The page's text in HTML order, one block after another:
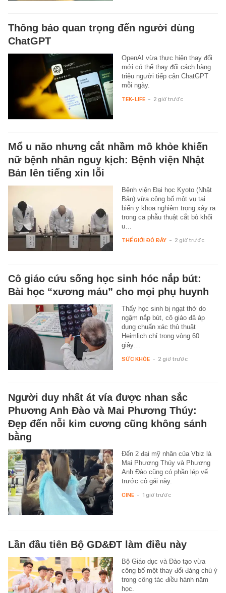
Thông báo quan trọng đến người dùng
ChatGPT
OpenAI vừa thực hiện thay đổi
mới có thể thay đổi cách hàng
triệu người tiếp cận ChatGPT
mỗi ngày.
TEK-LIFE - 2 giờ trước
Mổ u não nhưng cắt nhầm mô khỏe khiến
nữ bệnh nhân nguy kịch: Bệnh viện Nhật
Bản lên tiếng xin lỗi
Bệnh viện Đại học Kyoto (Nhật
Bản) vừa công bố một vụ tai
biến y khoa nghiêm trọng xảy ra
trong ca phẫu thuật cắt bỏ khối
u…
THẾ GIỚI ĐÓ ĐÂY - 2 giờ trước
Cô giáo cứu sống học sinh hóc nắp bút:
Bài học “xương máu” cho mọi phụ huynh
Thấy học sinh bị ngạt thở do
ngậm nắp bút, cô giáo đã áp
dụng chuẩn xác thủ thuật
Heimlich chỉ trong vòng 60
giây…
SỨC KHỎE - 2 giờ trước
Người duy nhất át vía được nhan sắc
Phương Anh Đào và Mai Phương Thúy:
Đẹp đến nỗi kim cương cũng không sánh
bằng
Đến 2 đại mỹ nhân của Vbiz là
Mai Phương Thúy và Phương
Anh Đào cũng có phần lép vế
trước cô gái này.
CINE - 1 giờ trước
Lần đầu tiên Bộ GD&ĐT làm điều này
Bộ Giáo dục và Đào tạo vừa
công bố một thay đổi đáng chú ý
trong công tác điều hành năm
học.